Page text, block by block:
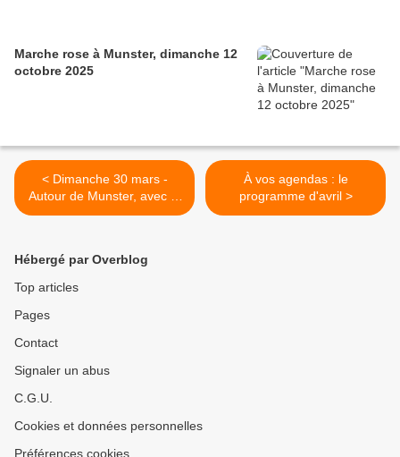
Marche rose à Munster, dimanche 12
octobre 2025
< Dimanche 30 mars -
Autour de Munster, avec le
district V
À vos agendas : le
programme d'avril >
Hébergé par Overblog
Top articles
Pages
Contact
Signaler un abus
C.G.U.
Cookies et données personnelles
Préférences cookies